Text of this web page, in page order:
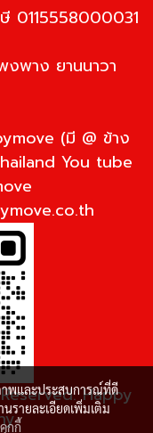
0115558000031
งพาง ยานนาวา
(มี @ ข้าง
You tube
Happy
าพและประสบการณ์ที่ดี
รายละเอียดเพิ่มเติม
กกี้